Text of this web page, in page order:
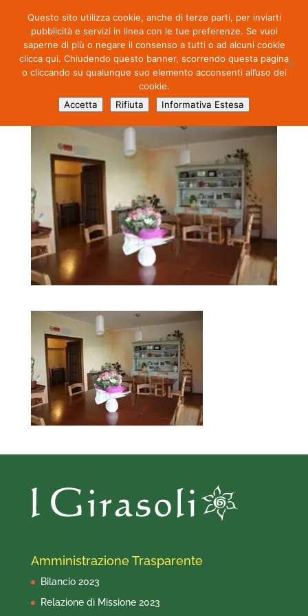
Amministrazione Trasparente
Bilancio 2023
Relazione di Missione 2023
Questo sito utilizza cookie, anche di terze parti, per inviarti
pubblicità e servizi in linea con le tue preferenze. Se vuoi
saperne di più o negare il consenso a tutti o ad alcuni cookie
clicca qui. Chiudendo questo banner, scorrendo questa pagina
o cliccando su qualunque suo elemento acconsenti all’uso dei
cookie.
Accetta
Rifiuta Informativa Estesa